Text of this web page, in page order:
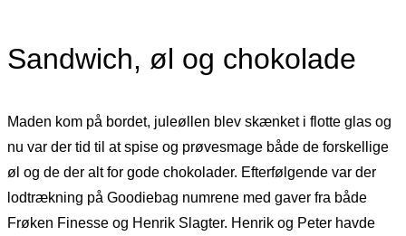
Sandwich, øl og chokolade
Maden kom på bordet, juleøllen blev skænket i flotte glas og
nu var der tid til at spise og prøvesmage både de forskellige
øl og de der alt for gode chokolader. Efterfølgende var der
lodtrækning på Goodiebag numrene med gaver fra både
Frøken Finesse og Henrik Slagter. Henrik og Peter havde